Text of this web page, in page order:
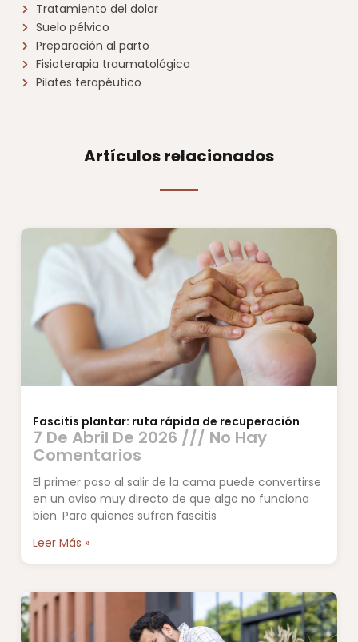
Tratamiento del dolor
Suelo pélvico
Preparación al parto
Fisioterapia traumatológica
Pilates terapéutico
Artículos relacionados
Fascitis plantar: ruta rápida de recuperación
7 De Abril De 2026 No Hay
Comentarios
El primer paso al salir de la cama puede convertirse
en un aviso muy directo de que algo no funciona
bien. Para quienes sufren fascitis
Leer Más »